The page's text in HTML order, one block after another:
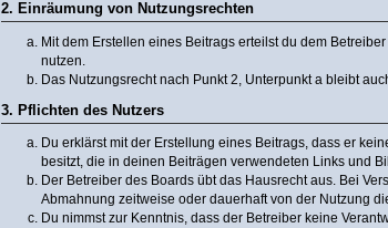
2. Einräumung von Nutzungsrechten
Mit dem Erstellen eines Beitrags erteilst du dem
nutzen.
Das Nutzungsrecht nach Punkt 2, Unterpunkt a bleibt
3. Pflichten des Nutzers
Du erklärst mit der Erstellung eines Beitrags, dass er
besitzt, die in deinen Beiträgen verwendeten Links und
Der Betreiber des Boards übt das Hausrecht aus. Bei
Abmahnung zeitweise oder dauerhaft von der Nutzung
Du nimmst zur Kenntnis, dass der Betreiber keine